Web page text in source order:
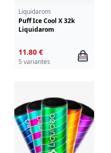
Liquidarom
Puff Ice Cool X 32k
Liquidarom
11.80 €
5 variantes